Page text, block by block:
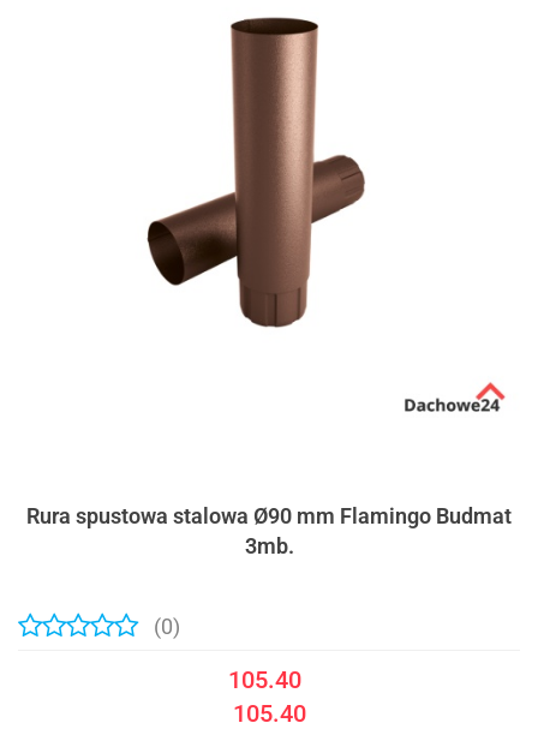
Rura spustowa stalowa Ø90 mm Flamingo Budmat
3mb.
(0)
105.40
105.40